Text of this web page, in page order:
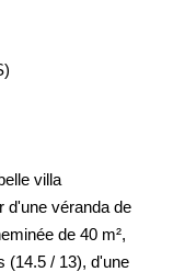
villa
d'une véranda de
de 40 m²,
(14.5 / 13), d'une